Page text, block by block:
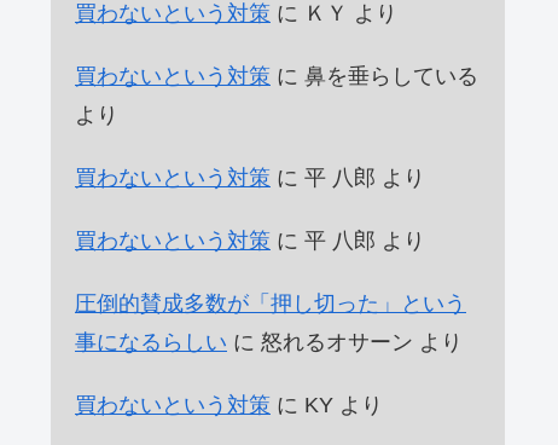
買わないという対策 に ＫＹ より
買わないという対策 に 鼻を垂らしている
より
買わないという対策 に 平 八郎 より
買わないという対策 に 平 八郎 より
圧倒的賛成多数が「押し切った」という
事になるらしい に 怒れるオサーン より
買わないという対策 に KY より